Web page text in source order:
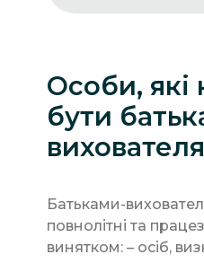
Особи, які
бути
Батьками-
повнолітні та
винятком: – осіб,